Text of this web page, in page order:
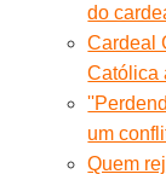
do
Cardeal
Católica
um
Quem